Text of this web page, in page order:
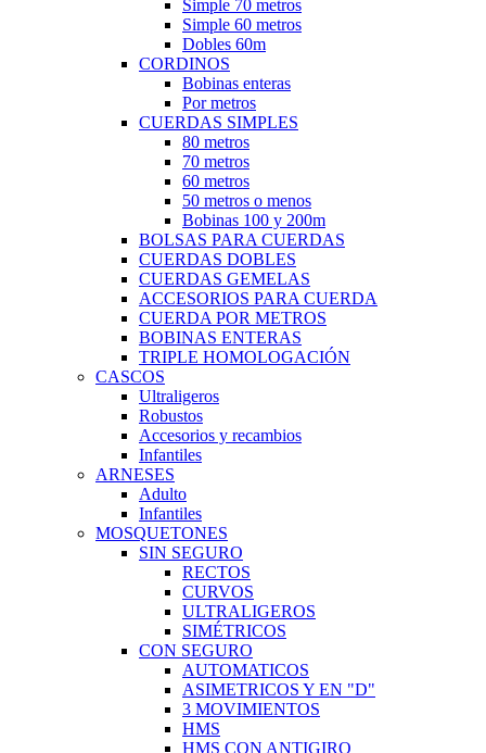
Simple 70 metros
Simple 60 metros
Dobles 60m
CORDINOS
Bobinas enteras
Por metros
CUERDAS SIMPLES
80 metros
70 metros
60 metros
50 metros o menos
Bobinas 100 y 200m
BOLSAS PARA CUERDAS
CUERDAS DOBLES
CUERDAS GEMELAS
ACCESORIOS PARA CUERDA
CUERDA POR METROS
BOBINAS ENTERAS
TRIPLE HOMOLOGACIÓN
CASCOS
Ultraligeros
Robustos
Accesorios y recambios
Infantiles
ARNESES
Adulto
Infantiles
MOSQUETONES
SIN SEGURO
RECTOS
CURVOS
ULTRALIGEROS
SIMÉTRICOS
CON SEGURO
AUTOMATICOS
ASIMETRICOS Y EN "D"
3 MOVIMIENTOS
HMS
HMS CON ANTIGIRO